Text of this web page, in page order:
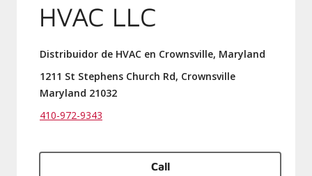
HVAC LLC
Distribuidor de HVAC en Crownsville, Maryland
1211 St Stephens Church Rd, Crownsville
Maryland 21032
410-972-9343
Call